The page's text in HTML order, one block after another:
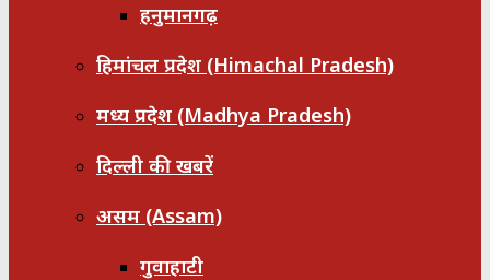
हनुमानगढ़
हिमांचल प्रदेश (Himachal Pradesh)
मध्य प्रदेश (Madhya Pradesh)
दिल्ली की खबरें
असम (Assam)
गुवाहाटी